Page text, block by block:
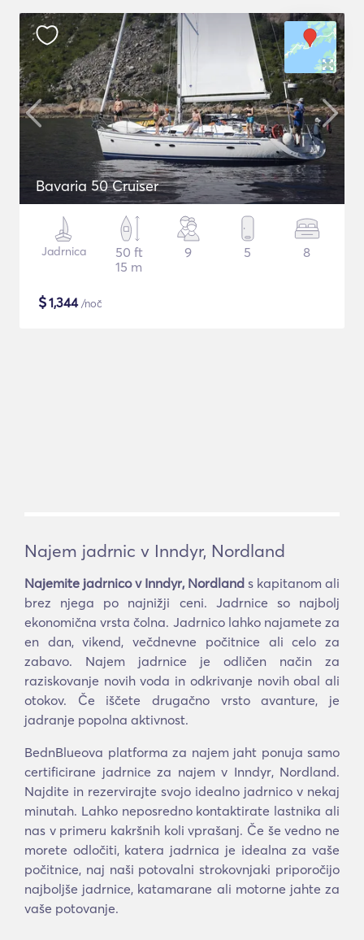
Bavaria 50 Cruiser
Jadrnica
50 ft
15 m
9 5 8
$1,344/noč
Najem jadrnic v Inndyr, Nordland
Najemite jadrnico v Inndyr, Nordland s kapitanom ali
brez njega po najnižji ceni. Jadrnice so najbolj
ekonomična vrsta čolna. Jadrnico lahko najamete za
en dan, vikend, večdnevne počitnice ali celo za
zabavo. Najem jadrnice je odličen način za
raziskovanje novih voda in odkrivanje novih obal ali
otokov. Če iščete drugačno vrsto avanture, je
jadranje popolna aktivnost.
BednBlueova platforma za najem jaht ponuja samo
certificirane jadrnice za najem v Inndyr, Nordland.
Najdite in rezervirajte svojo idealno jadrnico v nekaj
minutah. Lahko neposredno kontaktirate lastnika ali
nas v primeru kakršnih koli vprašanj. Če še vedno ne
morete odločiti, katera jadrnica je idealna za vaše
počitnice, naj naši potovalni strokovnjaki priporočijo
najboljše jadrnice, katamarane ali motorne jahte za
vaše potovanje.